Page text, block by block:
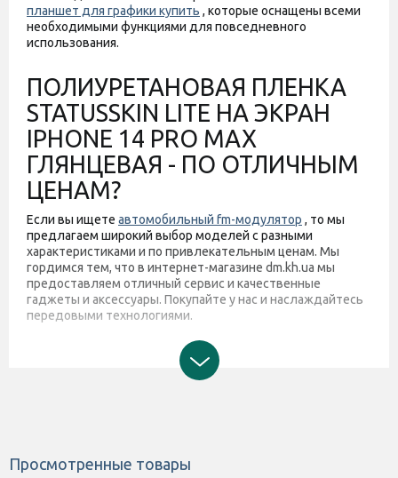
планшет для графики купить , которые оснащены всеми
необходимыми функциями для повседневного
использования.
ПОЛИУРЕТАНОВАЯ ПЛЕНКА
STATUSSKIN LITE НА ЭКРАН
IPHONE 14 PRO MAX
ГЛЯНЦЕВАЯ - ПО ОТЛИЧНЫМ
ЦЕНАМ?
Если вы ищете автомобильный fm-модулятор , то мы
предлагаем широкий выбор моделей с разными
характеристиками и по привлекательным ценам. Мы
гордимся тем, что в интернет-магазине dm.kh.ua мы
предоставляем отличный сервис и качественные
гаджеты и аксессуары. Покупайте у нас и наслаждайтесь
передовыми технологиями.
Просмотренные товары